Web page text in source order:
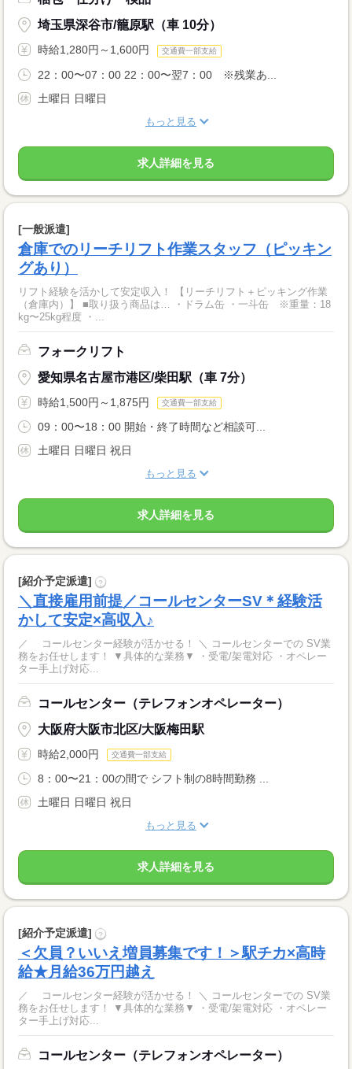
埼玉県深谷市/籠原駅（車 10分）
時給1,280円～1,600円 交通費一部支給
22：00〜07：00 22：00〜翌7：00 ※残業あ...
土曜日 日曜日
もっと見る
求人詳細を見る
[一般派遣]
倉庫でのリーチリフト作業スタッフ（ピッキン
グあり）
リフト経験を活かして安定収入！ 【リーチリフト＋ピッキング作業
（倉庫内）】 ■取り扱う商品は… ・ドラム缶 ・一斗缶 ※重量：18
kg〜25kg程度 ・...
フォークリフト
愛知県名古屋市港区/柴田駅（車 7分）
時給1,500円～1,875円 交通費一部支給
09：00〜18：00 開始・終了時間など相談可...
土曜日 日曜日 祝日
もっと見る
求人詳細を見る
[紹介予定派遣] ?
＼直接雇用前提／コールセンターSV＊経験活
かして安定×高収入♪
／ コールセンター経験が活かせる！ ＼ コールセンターでの SV業
務をお任せします！ ▼具体的な業務▼ ・受電/架電対応 ・オペレー
ター手上げ対応...
コールセンター（テレフォンオペレーター）
大阪府大阪市北区/大阪梅田駅
時給2,000円 交通費一部支給
8：00〜21：00の間で シフト制の8時間勤務 ...
土曜日 日曜日 祝日
もっと見る
求人詳細を見る
[紹介予定派遣] ?
＜欠員？いいえ増員募集です！＞駅チカ×高時
給★月給36万円越え
／ コールセンター経験が活かせる！ ＼ コールセンターでの SV業
務をお任せします！ ▼具体的な業務▼ ・受電/架電対応 ・オペレー
ター手上げ対応...
コールセンター（テレフォンオペレーター）